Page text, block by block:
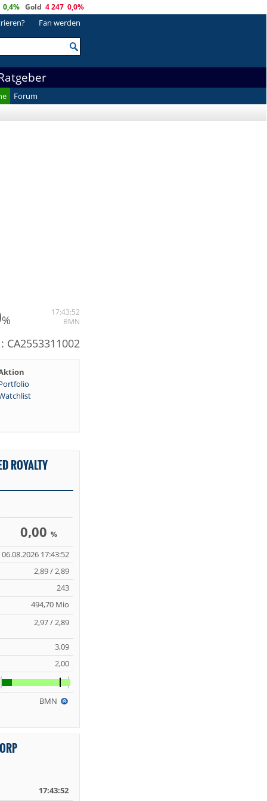
0,4% Gold 4 247 0,0%
Fan werden
Forum
%
17:43:52
BMN
CA2553311002
ROYALTY
0,00%
06.08.2026 17:43:52
2,89 / 2,89
243
494,70 Mio
2,97 / 2,89
3,09
2,00
BMN
17:43:52